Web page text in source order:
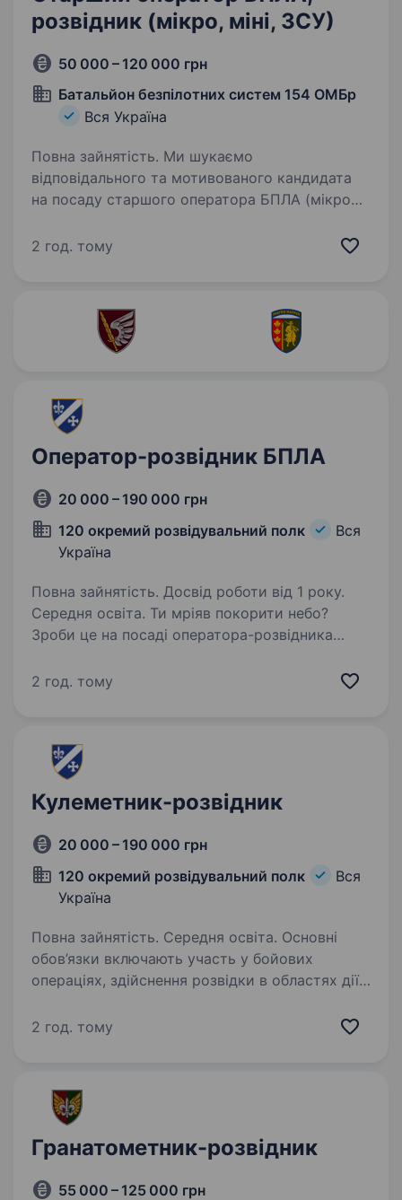
розвідник (мікро, міні, ЗСУ)
50 000 – 120 000 грн
Батальйон безпілотних систем 154 ОМБр
Вся Україна
Повна зайнятість. Ми шукаємо
відповідального та мотивованого кандидата
на посаду старшого оператора БПЛА (мікро
систем у складі 154-ої окремої механізованої
2 год. тому
Оператор-розвідник БПЛА
20 000 – 190 000 грн
120 окремий розвідувальний полк
Вся
Україна
Повна зайнятість. Досвід роботи від 1 року.
Середня освіта. Ти мріяв покорити небо?
Зроби це на посаді оператора-розвідника
обробку та передачу розвідувальної
2 год. тому
Кулеметник-розвідник
20 000 – 190 000 грн
120 окремий розвідувальний полк
Вся
Україна
Повна зайнятість. Середня освіта. Основні
обов’язки включають участь у бойових
операціях, здійснення розвідки в областях дії
та забезпечення безпеки військових
2 год. тому
Гранатометник-розвідник
55 000 – 125 000 грн